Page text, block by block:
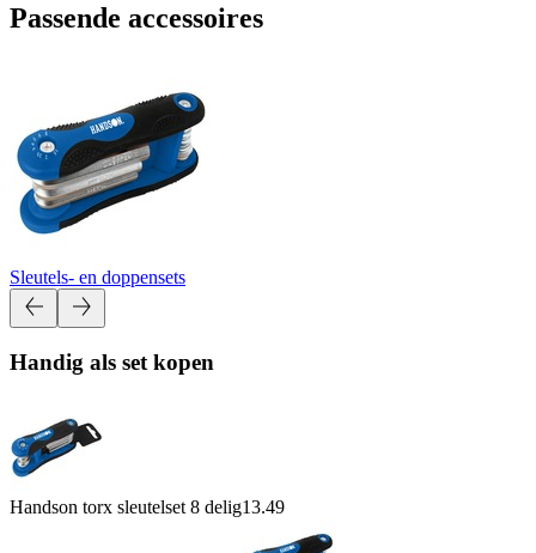
Passende accessoires
Sleutels- en doppensets
Handig als set kopen
Handson torx sleutelset 8 delig13.49